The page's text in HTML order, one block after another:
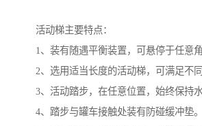
活动梯主要特点：
1、装有随遇平衡装置，可悬停于任意角
2、选用适当长度的活动梯，可满足不同
3、活动踏步，在任意位置，始终保持水
4、踏步与罐车接触处装有防碰缓冲垫。